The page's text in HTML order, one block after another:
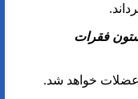
فقرات
عضلات خواهد شد.